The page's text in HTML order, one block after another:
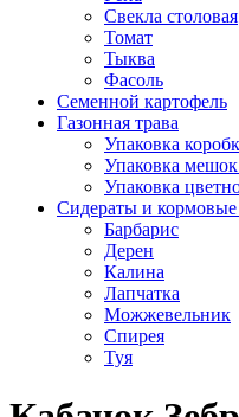
Свекла столовая
Томат
Тыква
Фасоль
Семенной картофель
Газонная трава
Упаковка
Упаковка
Упаковка
Сидераты и
Барбарис
Дерен
Калина
Лапчатка
Можжевельник
Спирея
Туя